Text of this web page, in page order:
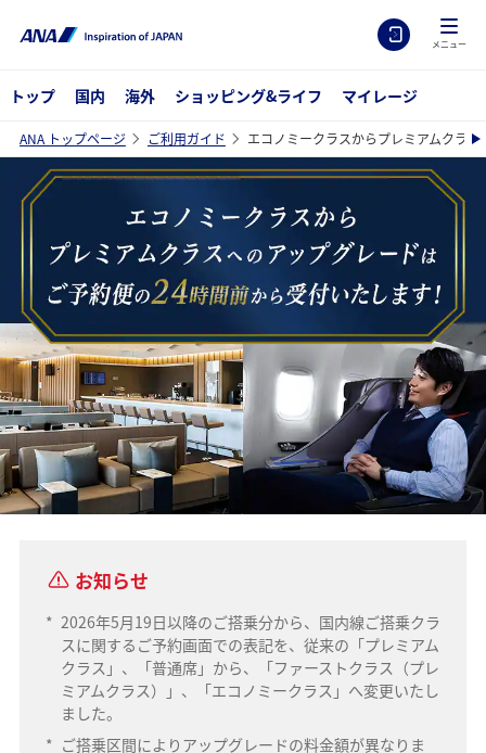
メニュー
トップ 国内 海外 ショッピング&ライフ マイレージ
ANA トップページ ご利用ガイド エコノミークラスからプレミアムクラ
お知らせ
* 2026年5月19日以降のご搭乗分から、国内線ご搭乗クラ
スに関するご予約画面での表記を、従来の「プレミアム
クラス」、「普通席」から、「ファーストクラス（プレ
ミアムクラス）」、「エコノミークラス」へ変更いたし
ました。
* ご搭乗区間によりアップグレードの料金額が異なりま